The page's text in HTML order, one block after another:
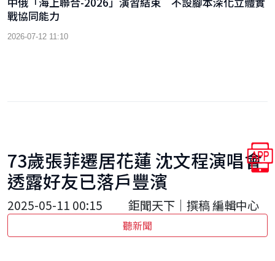
戰協同能力
2026-07-12 11:10
73歲張菲遷居花蓮 沈文程演唱會
透露好友已落戶豐濱
2025-05-11 00:15 鉅聞天下｜撰稿 編輯中心
聽新聞